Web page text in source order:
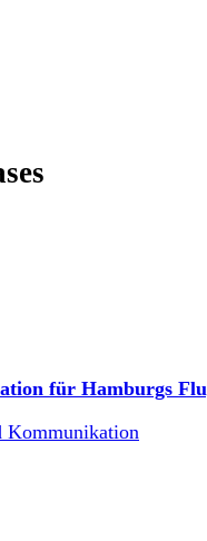
für Hamburgs
Kommunikation